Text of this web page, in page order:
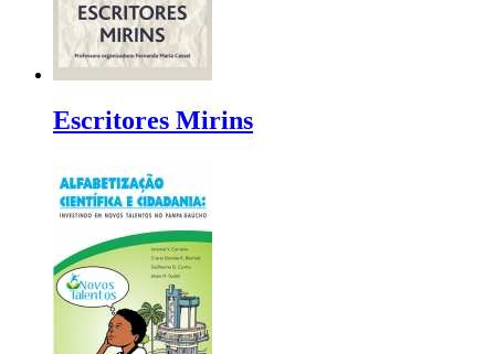
Escritores Mirins